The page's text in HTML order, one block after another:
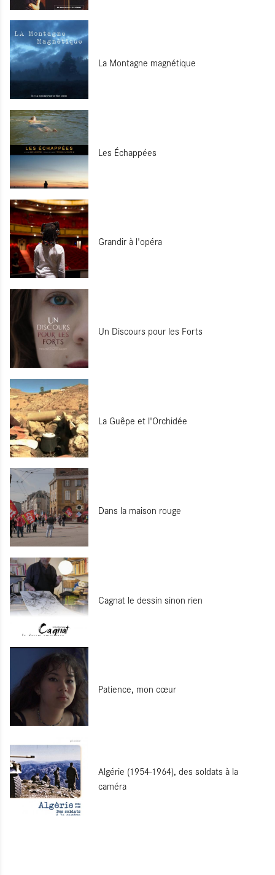
La Montagne magnétique
Les Échappées
Grandir à l'opéra
Un Discours pour les Forts
La Guêpe et l'Orchidée
Dans la maison rouge
Cagnat le dessin sinon rien
Patience, mon cœur
Algérie (1954-1964), des soldats à la
caméra